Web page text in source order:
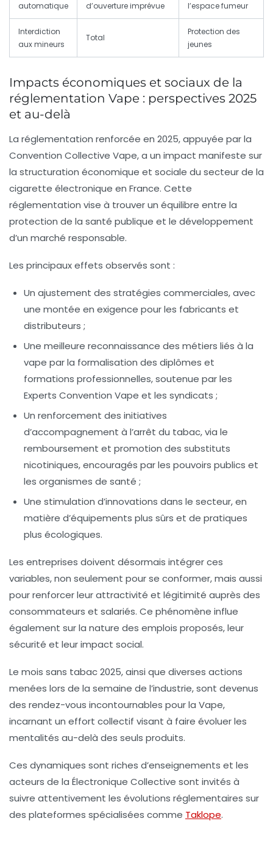
automatique
d’ouverture imprévue
l’espace fumeur
Interdiction
aux mineurs
Total
Protection des
jeunes
Impacts économiques et sociaux de la
réglementation Vape : perspectives 2025
et au-delà
La réglementation renforcée en 2025, appuyée par la
Convention Collective Vape, a un impact manifeste sur
la structuration économique et sociale du secteur de la
cigarette électronique en France. Cette
réglementation vise à trouver un équilibre entre la
protection de la santé publique et le développement
d’un marché responsable.
Les principaux effets observés sont :
Un ajustement des stratégies commerciales, avec
une montée en exigence pour les fabricants et
distributeurs ;
Une meilleure reconnaissance des métiers liés à la
vape par la formalisation des diplômes et
formations professionnelles, soutenue par les
Experts Convention Vape et les syndicats ;
Un renforcement des initiatives
d’accompagnement à l’arrêt du tabac, via le
remboursement et promotion des substituts
nicotiniques, encouragés par les pouvoirs publics et
les organismes de santé ;
Une stimulation d’innovations dans le secteur, en
matière d’équipements plus sûrs et de pratiques
plus écologiques.
Les entreprises doivent désormais intégrer ces
variables, non seulement pour se conformer, mais aussi
pour renforcer leur attractivité et légitimité auprès des
consommateurs et salariés. Ce phénomène influe
également sur la nature des emplois proposés, leur
sécurité et leur impact social.
Le mois sans tabac 2025, ainsi que diverses actions
menées lors de la semaine de l’industrie, sont devenus
des rendez-vous incontournables pour la Vape,
incarnant un effort collectif visant à faire évoluer les
mentalités au-delà des seuls produits.
Ces dynamiques sont riches d’enseignements et les
acteurs de la Électronique Collective sont invités à
suivre attentivement les évolutions réglementaires sur
des plateformes spécialisées comme Taklope.